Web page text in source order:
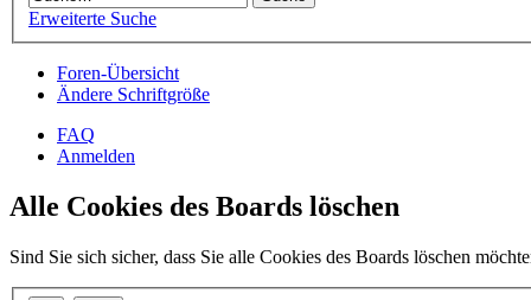
Erweiterte Suche
Foren-Übersicht
Ändere Schriftgröße
FAQ
Anmelden
Alle Cookies des Boards löschen
Sind Sie sich sicher, dass Sie alle Cookies des Boards löschen